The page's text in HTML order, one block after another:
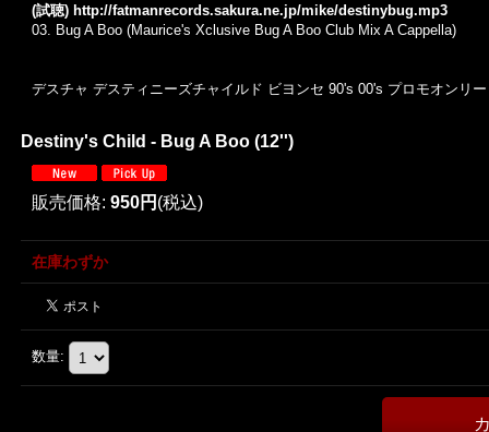
(試聴) http://fatmanrecords.sakura.ne.jp/mike/destinybug.mp3
03. Bug A Boo (Maurice's Xclusive Bug A Boo Club Mix A Cappella)
デスチャ デスティニーズチャイルド ビヨンセ 90's 00's プロモオンリ
Destiny's Child - Bug A Boo (12'')
販売価格: 950円 (税込)
在庫わずか
数量: